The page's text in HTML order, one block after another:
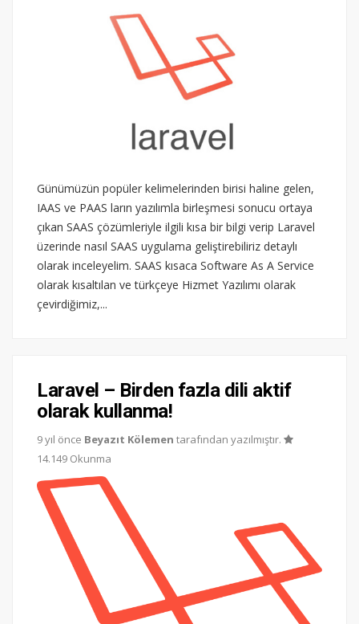
Günümüzün popüler kelimelerinden birisi haline gelen,
IAAS ve PAAS ların yazılımla birleşmesi sonucu ortaya
çıkan SAAS çözümleriyle ilgili kısa bir bilgi verip Laravel
üzerinde nasıl SAAS uygulama geliştirebiliriz detaylı
olarak inceleyelim. SAAS kısaca Software As A Service
olarak kısaltılan ve türkçeye Hizmet Yazılımı olarak
çevirdiğimiz,...
Laravel – Birden fazla dili aktif
olarak kullanma!
9 yıl önce Beyazıt Kölemen tarafından yazılmıştır.
14.149 Okunma